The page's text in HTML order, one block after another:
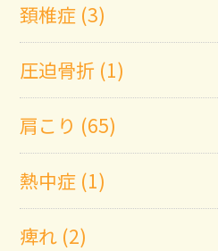
頚椎症 (3)
圧迫骨折 (1)
肩こり (65)
熱中症 (1)
痺れ (2)